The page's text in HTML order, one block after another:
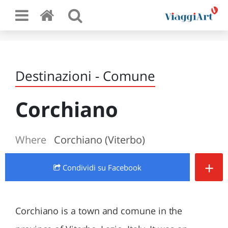
Destinazioni - Comune
Corchiano
Where Corchiano (Viterbo)
Condividi su Facebook +
Corchiano is a town and comune in the